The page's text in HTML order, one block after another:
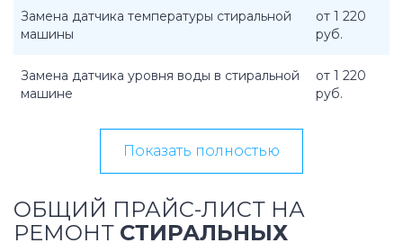
Замена датчика температуры стиральной
машины
от 1 220
руб.
Замена датчика уровня воды в стиральной
машине
от 1 220
руб.
Показать полностью
ОБЩИЙ ПРАЙС-ЛИСТ НА
РЕМОНТ СТИРАЛЬНЫХ